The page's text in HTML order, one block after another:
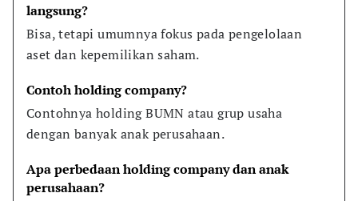
langsung?
Bisa, tetapi umumnya fokus pada pengelolaan
aset dan kepemilikan saham.
Contoh holding company?
Contohnya holding BUMN atau grup usaha
dengan banyak anak perusahaan.
Apa perbedaan holding company dan anak
perusahaan?